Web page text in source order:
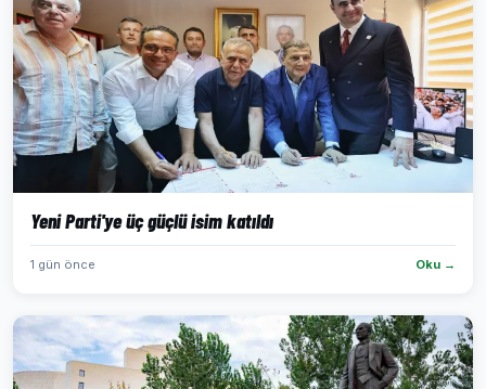
Yeni Parti'ye üç güçlü isim katıldı
1 gün önce Oku →